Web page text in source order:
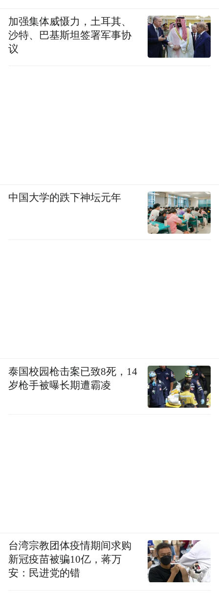
加强集体威慑力，土耳其、
沙特、巴基斯坦签署军事协
议
中国大学的跌下神坛元年
泰国校园枪击案已致8死，14
岁枪手被曝长期遭霸凌
台湾宗教团体疫情期间求购
新冠疫苗被骗10亿，蒋万
安：民进党的错